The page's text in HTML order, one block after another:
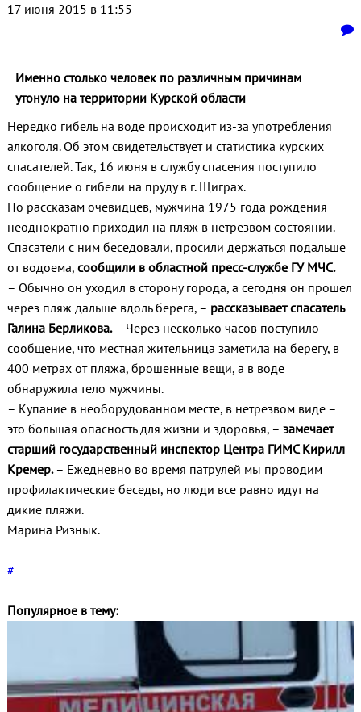
17 июня 2015 в 11:55
Именно столько человек по различным причинам
утонуло на территории Курской области
Нередко гибель на воде происходит из-за употребления
алкоголя. Об этом свидетельствует и статистика курских
спасателей. Так, 16 июня в службу спасения поступило
сообщение о гибели на пруду в г. Щиграх.
По рассказам очевидцев, мужчина 1975 года рождения
неоднократно приходил на пляж в нетрезвом состоянии.
Спасатели с ним беседовали, просили держаться подальше
от водоема, сообщили в областной пресс-службе ГУ МЧС.
– Обычно он уходил в сторону города, а сегодня он прошел
через пляж дальше вдоль берега, – рассказывает спасатель
Галина Берликова.– Через несколько часов поступило
сообщение, что местная жительница заметила на берегу, в
400 метрах от пляжа, брошенные вещи, а в воде
обнаружила тело мужчины.
– Купание в необорудованном месте, в нетрезвом виде –
это большая опасность для жизни и здоровья, – замечает
старший государственный инспектор Центра ГИМС Кирилл
Кремер.– Ежедневно во время патрулей мы проводим
профилактические беседы, но люди все равно идут на
дикие пляжи.
Марина Ризнык.
#
Популярное в тему: